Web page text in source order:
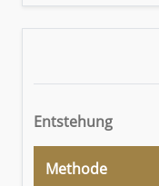
Entstehung
Methode